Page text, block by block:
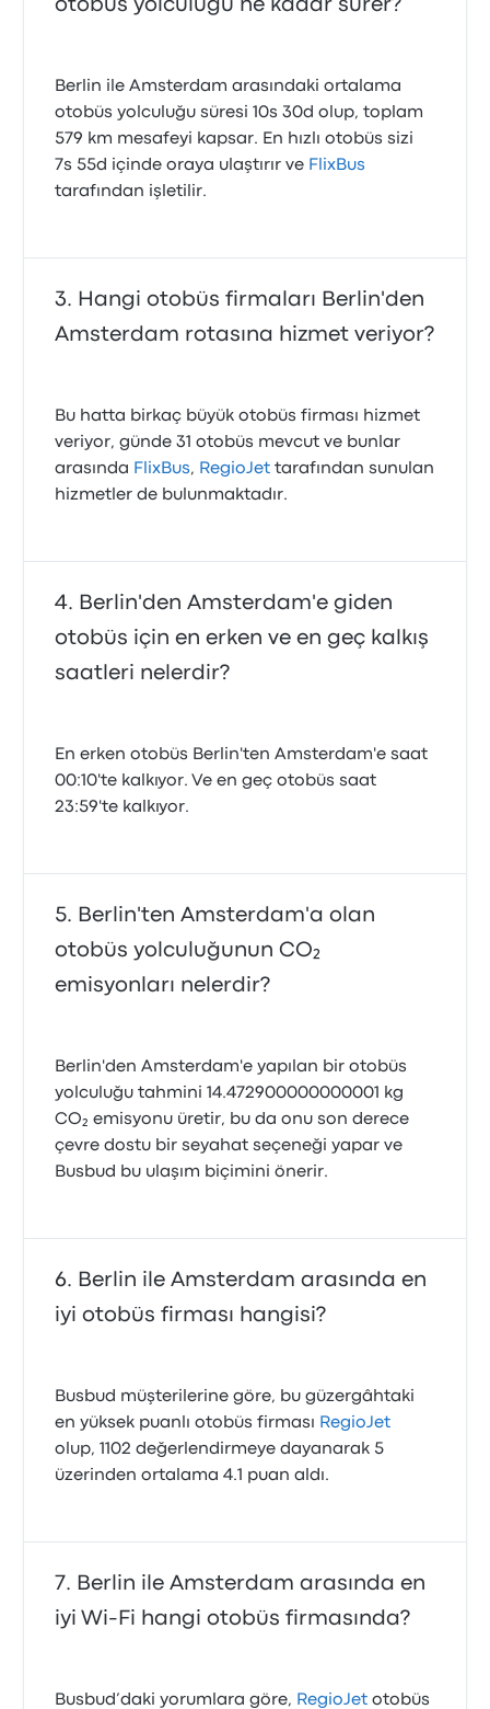
otobüs yolculuğu ne kadar sürer?
Berlin ile Amsterdam arasındaki ortalama
otobüs yolculuğu süresi 10s 30d olup, toplam
579 km mesafeyi kapsar. En hızlı otobüs sizi
7s 55d içinde oraya ulaştırır ve FlixBus
tarafından işletilir.
Hangi otobüs firmaları Berlin'den
Amsterdam rotasına hizmet veriyor?
Bu hatta birkaç büyük otobüs firması hizmet
veriyor, günde 31 otobüs mevcut ve bunlar
arasında FlixBus, RegioJet tarafından sunulan
hizmetler de bulunmaktadır.
Berlin'den Amsterdam'e giden
otobüs için en erken ve en geç kalkış
saatleri nelerdir?
En erken otobüs Berlin'ten Amsterdam'e saat
00:10'te kalkıyor. Ve en geç otobüs saat
23:59'te kalkıyor.
Berlin'ten Amsterdam'a olan
otobüs yolculuğunun CO₂
emisyonları nelerdir?
Berlin'den Amsterdam'e yapılan bir otobüs
yolculuğu tahmini 14.472900000000001 kg
CO₂ emisyonu üretir, bu da onu son derece
çevre dostu bir seyahat seçeneği yapar ve
Busbud bu ulaşım biçimini önerir.
Berlin ile Amsterdam arasında en
iyi otobüs firması hangisi?
Busbud müşterilerine göre, bu güzergâhtaki
en yüksek puanlı otobüs firması RegioJet
olup, 1102 değerlendirmeye dayanarak 5
üzerinden ortalama 4.1 puan aldı.
Berlin ile Amsterdam arasında en
iyi Wi-Fi hangi otobüs firmasında?
Busbud’daki yorumlara göre, RegioJet otobüs